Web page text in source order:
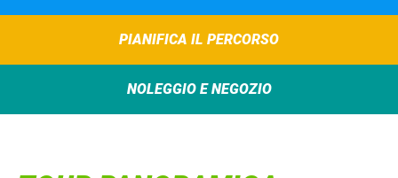
PIANIFICA IL PERCORSO
NOLEGGIO E NEGOZIO